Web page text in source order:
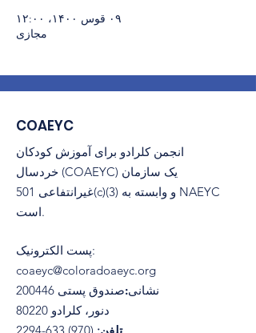
۰۹ قوس ۱۴۰۰، ۱۲:۰۰
مجازی
COAEYC
انجمن کلرادو برای آموزش کودکان
خردسال (COAEYC) یک سازمان
غیرانتفاعی 501(c)(3) و وابسته به NAEYC
است.
پست الکترونیک:
coaeyc@coloradoaeyc.org
نشانی:​صندوق پستی 200446
دنور، کلرادو 80220